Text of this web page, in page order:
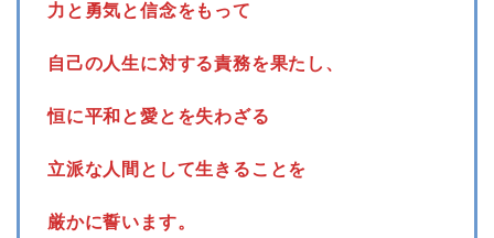
力と勇気と信念をもって
自己の人生に対する責務を果たし、
恒に平和と愛とを失わざる
立派な人間として生きることを
厳かに誓います。